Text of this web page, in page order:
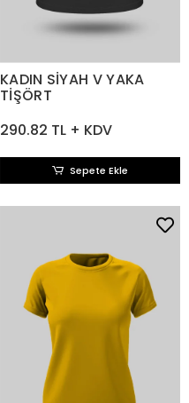
KADIN SİYAH V YAKA
TİŞÖRT
290.82 TL + KDV
Sepete Ekle